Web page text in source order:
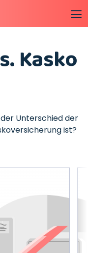
Kasko
Unterschied der
ist?